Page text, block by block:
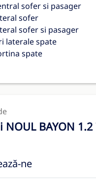
sofer si pasager
sofer
sofer si pasager
laterale spate
spate
NOUL BAYON 1.2
ne